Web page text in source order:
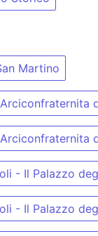
Martino
- Il Palazzo
- Il Palazzo